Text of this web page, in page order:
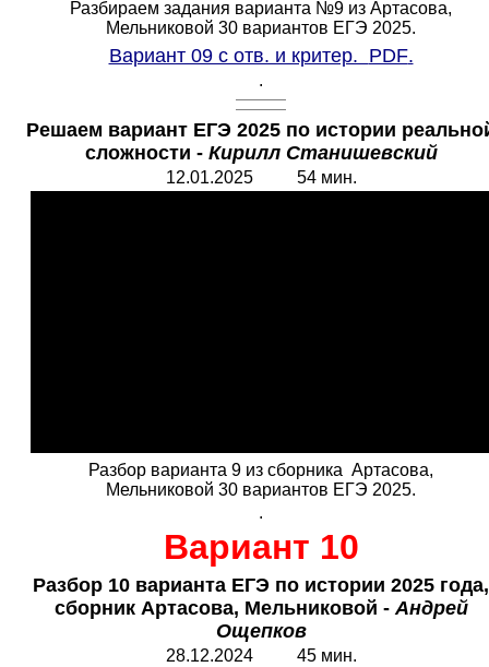
Разбираем задания варианта №9 из Артасова,
Мельниковой 30 вариантов ЕГЭ 2025.
Вариант 09 с отв. и критер. PDF.
.
Решаем вариант ЕГЭ 2025 по истории
сложности - Кирилл Станишевский
12.01.2025 54 мин.
Разбор варианта 9 из сборника Артасова,
Мельниковой 30 вариантов ЕГЭ 2025.
.
Вариант 10
Разбор 10 варианта ЕГЭ по истории 2025 года,
сборник Артасова, Мельниковой -Андрей
Ощепков
28.12.2024 45 мин.